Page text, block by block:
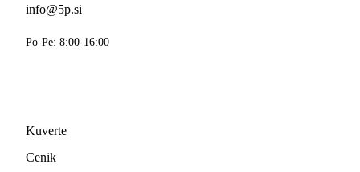
info@5p.si
Po-Pe: 8:00-16:00
Kuverte
Cenik